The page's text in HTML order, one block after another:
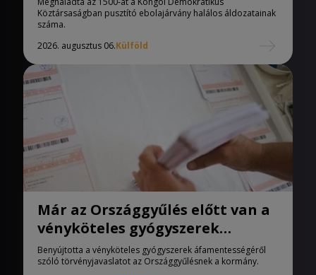
Köztársaságban pusztító ebolajárvány halálos áldozatainak
száma.
2026. augusztus 06.Külföld
Már az Országgyűlés előtt van a
vényköteles gyógyszerek
áfamentességéről szóló
törvényjavaslat
Benyújtotta a vényköteles gyógyszerek áfamentességéről
szóló törvényjavaslatot az Országgyűlésnek a kormány.